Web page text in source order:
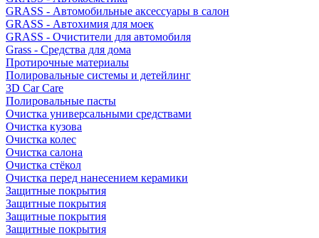
GRASS - Автомобильные аксессуары в салон
GRASS - Автохимия для моек
GRASS - Очистители для автомобиля
Grass - Средства для дома
Протирочные материалы
Полировальные системы и детейлинг
3D Car Care
Полировальные пасты
Очистка универсальными средствами
Очистка кузова
Очистка колес
Очистка салона
Очистка стёкол
Очистка перед нанесением керамики
Защитные покрытия
Защитные покрытия
Защитные покрытия
Защитные покрытия